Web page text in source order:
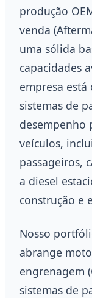
produção
venda
uma sólida
capacidades
empresa
sistemas de
desempenho
veículos,
passageiros,
a diesel
construção e
Nosso
abrange
engrenagem
sistemas de